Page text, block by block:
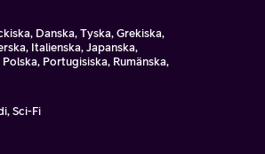
Danska, Tyska, Grekiska,
Italienska, Japanska,
Portugisiska, Rumänska,
Sci-Fi